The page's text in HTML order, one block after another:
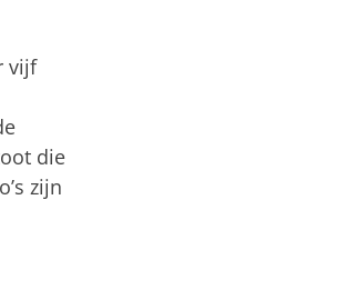
vijf
die
zijn